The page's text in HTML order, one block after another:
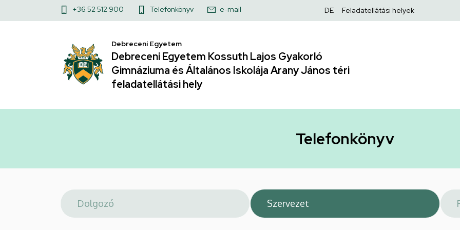
Telefonkönyv
Debreceni
Egyetem
Kossuth
Gimnáziuma
Általános
a
Felső
menü
+36 52 512 900 Telefonkönyv e-mail
Felső
DE Feladatellátási helyek
Debreceni Egyetem
Debreceni Egyetem Kossuth Lajos Gyakorló
Gimnáziuma és Általános Iskolája Arany János téri
feladatellátási hely
Telefonkönyv